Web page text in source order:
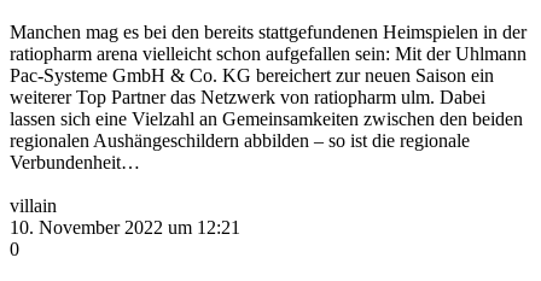
Manchen mag es bei den bereits stattgefundenen Heimspielen in der
ratiopharm arena vielleicht schon aufgefallen sein: Mit der Uhlmann
Pac-Systeme GmbH & Co. KG bereichert zur neuen Saison ein
weiterer Top Partner das Netzwerk von ratiopharm ulm. Dabei
lassen sich eine Vielzahl an Gemeinsamkeiten zwischen den beiden
regionalen Aushängeschildern abbilden – so ist die regionale
Verbundenheit…
villain
10. November 2022 um 12:21
0